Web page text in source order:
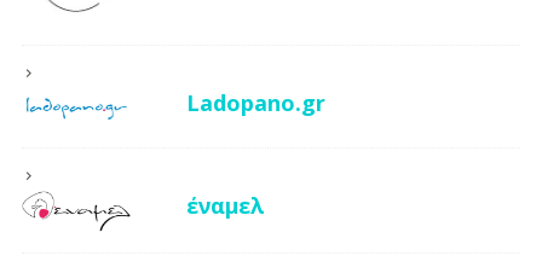
Ladopano.gr
έναμελ